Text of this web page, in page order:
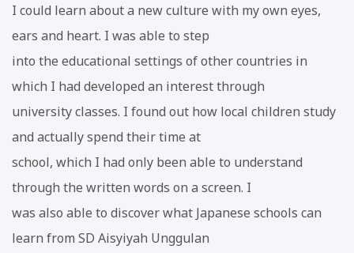
I could learn about a new culture with my own eyes,
ears and heart. I was able to step
into the educational settings of other countries in
which I had developed an interest through
university classes. I found out how local children study
and actually spend their time at
school, which I had only been able to understand
through the written words on a screen. I
was also able to discover what Japanese schools can
learn from SD Aisyiyah Unggulan